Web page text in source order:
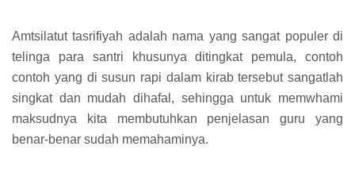
Amtsilatut tasrifiyah adalah nama yang sangat populer di
telinga para santri khusunya ditingkat pemula, contoh
contoh yang di susun rapi dalam kirab tersebut sangatlah
singkat dan mudah dihafal, sehingga untuk memwhami
maksudnya kita membutuhkan penjelasan guru yang
benar-benar sudah memahaminya.